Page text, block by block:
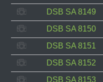
DSB SA 8149
DSB SA 8150
DSB SA 8151
DSB SA 8152
DSB SA 8153